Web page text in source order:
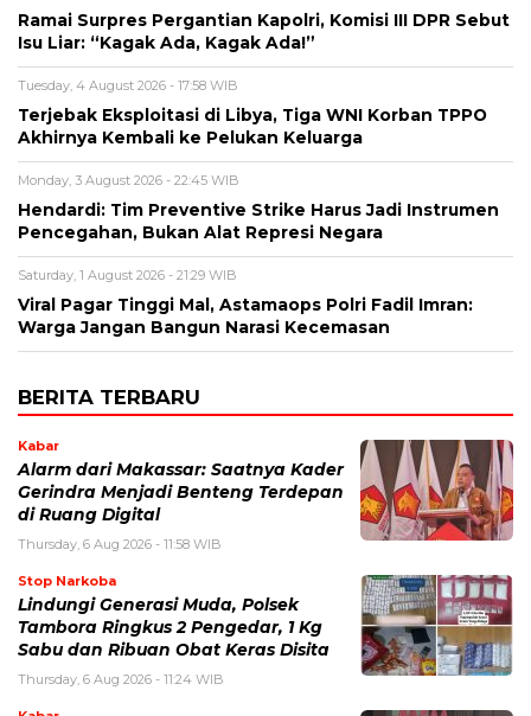
Ramai Surpres Pergantian Kapolri, Komisi III DPR Sebut
Isu Liar: “Kagak Ada, Kagak Ada!”
Tuesday, 4 August 2026 - 17:58 WIB
Terjebak Eksploitasi di Libya, Tiga WNI Korban TPPO
Akhirnya Kembali ke Pelukan Keluarga
Monday, 3 August 2026 - 22:45 WIB
Hendardi: Tim Preventive Strike Harus Jadi Instrumen
Pencegahan, Bukan Alat Represi Negara
Saturday, 1 August 2026 - 21:29 WIB
Viral Pagar Tinggi Mal, Astamaops Polri Fadil Imran:
Warga Jangan Bangun Narasi Kecemasan
BERITA TERBARU
Kabar
Alarm dari Makassar: Saatnya Kader
Gerindra Menjadi Benteng Terdepan
di Ruang Digital
Thursday, 6 Aug 2026 - 11:58 WIB
Stop Narkoba
Lindungi Generasi Muda, Polsek
Tambora Ringkus 2 Pengedar, 1 Kg
Sabu dan Ribuan Obat Keras Disita
Thursday, 6 Aug 2026 - 11:24 WIB